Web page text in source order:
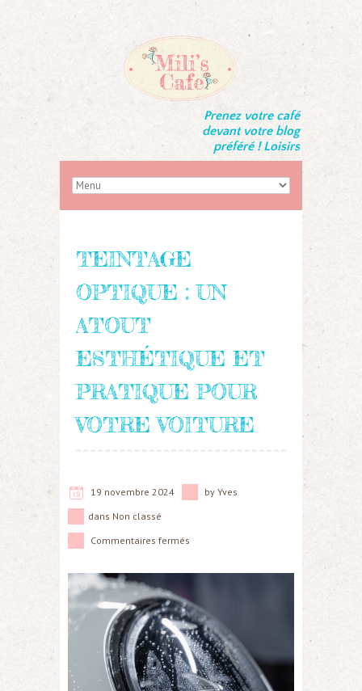
Prenez votre café
devant votre blog
préféré ! Loisirs
TEINTAGE
OPTIQUE : UN
ATOUT
ESTHÉTIQUE ET
PRATIQUE POUR
VOTRE VOITURE
19 novembre 2024 by Yves
dans Non classé
Commentaires fermés